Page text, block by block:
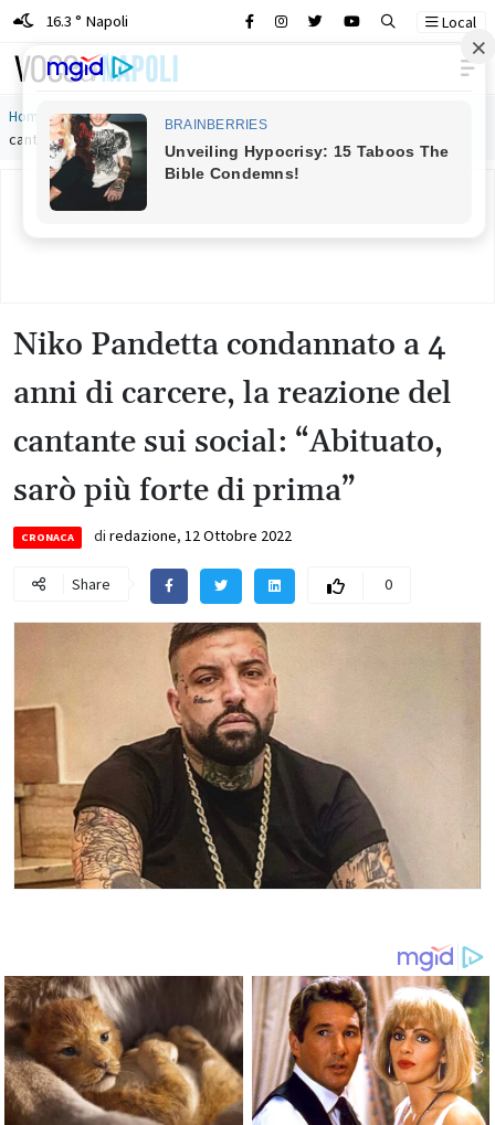
16.3 ° Napoli Local
Main Navigation
Home »Niko Pandetta condannato a 4 anni di carcere, la reazione del
cantante sui social: “Abituato, sarò più forte di prima”
Niko Pandetta condannato a 4
anni di carcere, la reazione del
cantante sui social: “Abituato,
sarò più forte di prima”
CRONACA di redazione, 12 Ottobre 2022
Share 0